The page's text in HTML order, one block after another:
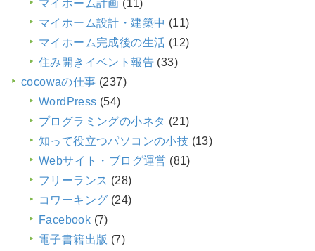
マイホーム計画 (11)
マイホーム設計・建築中 (11)
マイホーム完成後の生活 (12)
住み開きイベント報告 (33)
cocowaの仕事 (237)
WordPress (54)
プログラミングの小ネタ (21)
知って役立つパソコンの小技 (13)
Webサイト・ブログ運営 (81)
フリーランス (28)
コワーキング (24)
Facebook (7)
電子書籍出版 (7)